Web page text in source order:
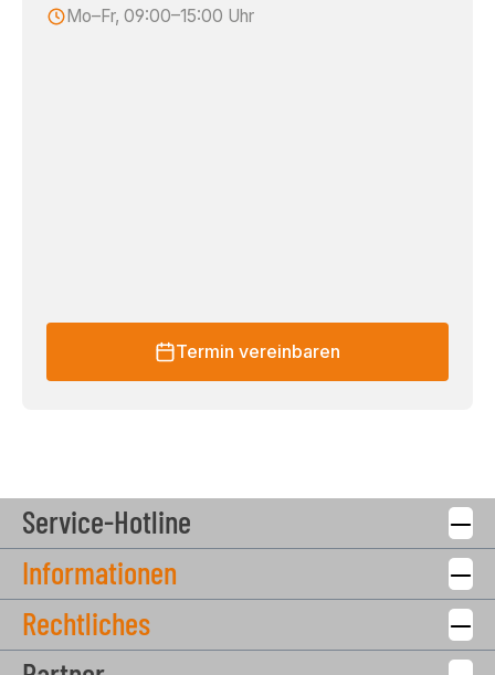
Mo–Fr, 09:00–15:00 Uhr
Termin vereinbaren
Service-Hotline
Informationen
Rechtliches